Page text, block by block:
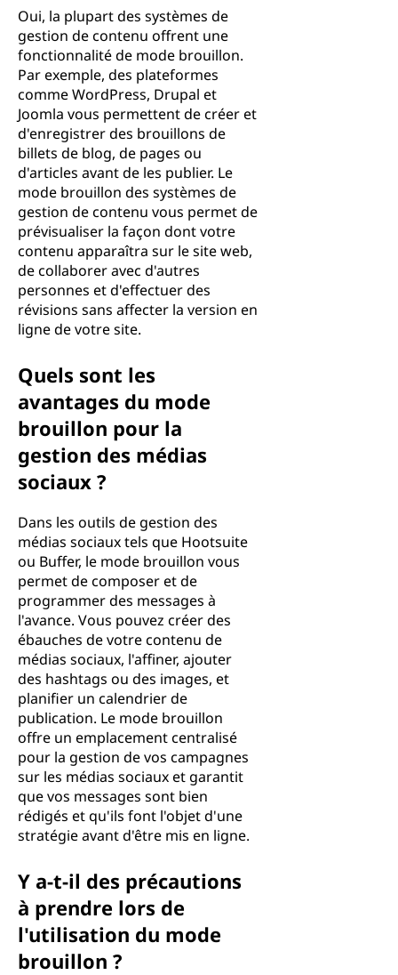
Oui, la plupart des systèmes de
gestion de contenu offrent une
fonctionnalité de mode brouillon.
Par exemple, des plateformes
comme WordPress, Drupal et
Joomla vous permettent de créer et
d'enregistrer des brouillons de
billets de blog, de pages ou
d'articles avant de les publier. Le
mode brouillon des systèmes de
gestion de contenu vous permet de
prévisualiser la façon dont votre
contenu apparaîtra sur le site web,
de collaborer avec d'autres
personnes et d'effectuer des
révisions sans affecter la version en
ligne de votre site.
Quels sont les
avantages du mode
brouillon pour la
gestion des médias
sociaux ?
Dans les outils de gestion des
médias sociaux tels que Hootsuite
ou Buffer, le mode brouillon vous
permet de composer et de
programmer des messages à
l'avance. Vous pouvez créer des
ébauches de votre contenu de
médias sociaux, l'affiner, ajouter
des hashtags ou des images, et
planifier un calendrier de
publication. Le mode brouillon
offre un emplacement centralisé
pour la gestion de vos campagnes
sur les médias sociaux et garantit
que vos messages sont bien
rédigés et qu'ils font l'objet d'une
stratégie avant d'être mis en ligne.
Y a-t-il des précautions
à prendre lors de
l'utilisation du mode
brouillon ?